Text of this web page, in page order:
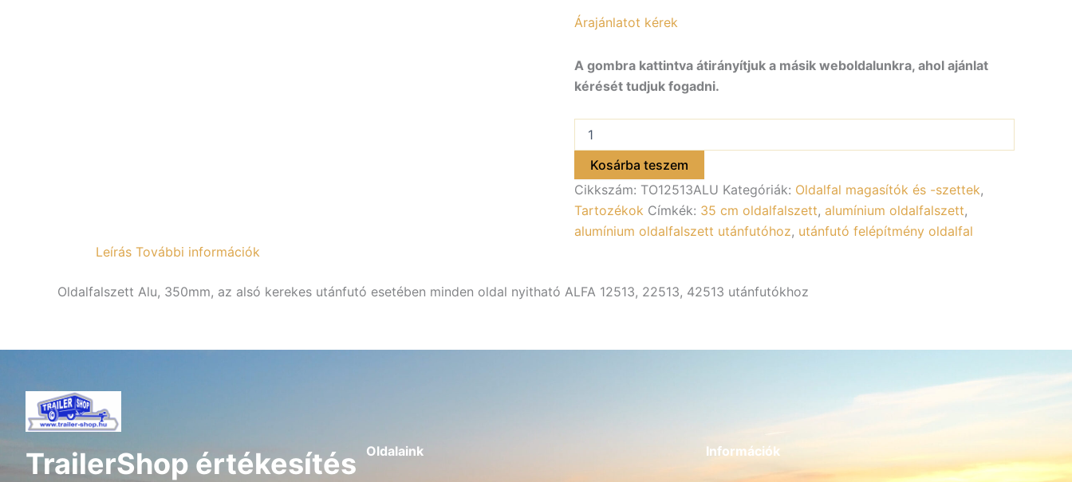
Árajánlatot kérek
A gombra kattintva átirányítjuk a másik weboldalunkra, ahol ajánlat
kérését tudjuk fogadni.
Alu,
350mm,
alsó
kerekes
esetében
nyitható
ALFA
42513
Kosárba teszem
Cikkszám: TO12513ALU Kategóriák: Oldalfal magasítók és -szettek,
Tartozékok Címkék: 35 cm oldalfalszett, alumínium oldalfalszett,
alumínium oldalfalszett utánfutóhoz, utánfutó felépítmény oldalfal
Leírás További információk
Oldalfalszett Alu, 350mm, az alsó kerekes utánfutó esetében minden oldal nyitható ALFA 12513, 22513, 42513 utánfutókhoz
TrailerShop értékesítés Oldalaink Információk